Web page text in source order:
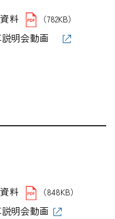
料 （782KB）
説明会動画
料 （848KB）
明会動画